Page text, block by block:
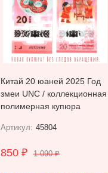
Китай 20 юаней 2025 Год
змеи UNC / коллекционная
полимерная купюра
Артикул: 45804
850 ₽ 1 090₽